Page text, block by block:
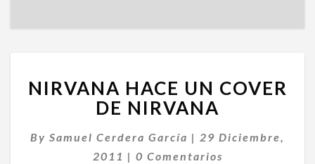
HACE
UN
COVER
DE
NIRVANA HACE UN COVER
DE NIRVANA
By Samuel Cerdera García | 29 Diciembre,
2011 | Comentarios
0 Comentarios